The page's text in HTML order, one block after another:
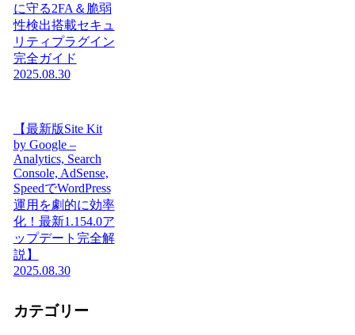
に守る2FA＆脆弱
性検出搭載セキュ
リティプラグイン
完全ガイド
2025.08.30
【最新版Site Kit
by Google –
Analytics, Search
Console, AdSense,
SpeedでWordPress
運用を劇的に効率
化！最新1.154.0ア
ップデート完全解
説】
2025.08.30
カテゴリー